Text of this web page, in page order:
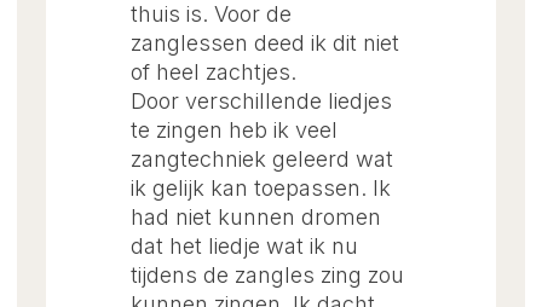
thuis is. Voor de
zanglessen deed ik dit niet
of heel zachtjes.
Door verschillende liedjes
te zingen heb ik veel
zangtechniek geleerd wat
ik gelijk kan toepassen. Ik
had niet kunnen dromen
dat het liedje wat ik nu
tijdens de zangles zing zou